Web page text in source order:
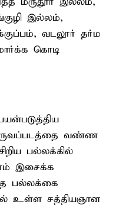
இல்லம்,
வடலூர் தர்ம
கொடி
வண்ண
பல்லக்கில்
இசைக்க
பல்லக்கை
உள்ள சத்தியஞான